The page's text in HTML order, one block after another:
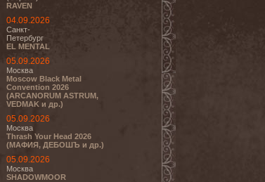
RAVEN
04.09.2026
Санкт-
Петербург
EL MENTAL
05.09.2026
Москва
Moscow Black Metal
Convention 2026
(ARCANORUM ASTRUM,
VEDMAK и др.)
05.09.2026
Москва
Thrash Your Head 2026
(МАФИЯ, ДЕБОШЪ и др.)
05.09.2026
Москва
SHADOWMOOR